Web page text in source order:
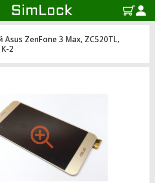
Asus ZenFone 3 Max, ZC520TL,
2